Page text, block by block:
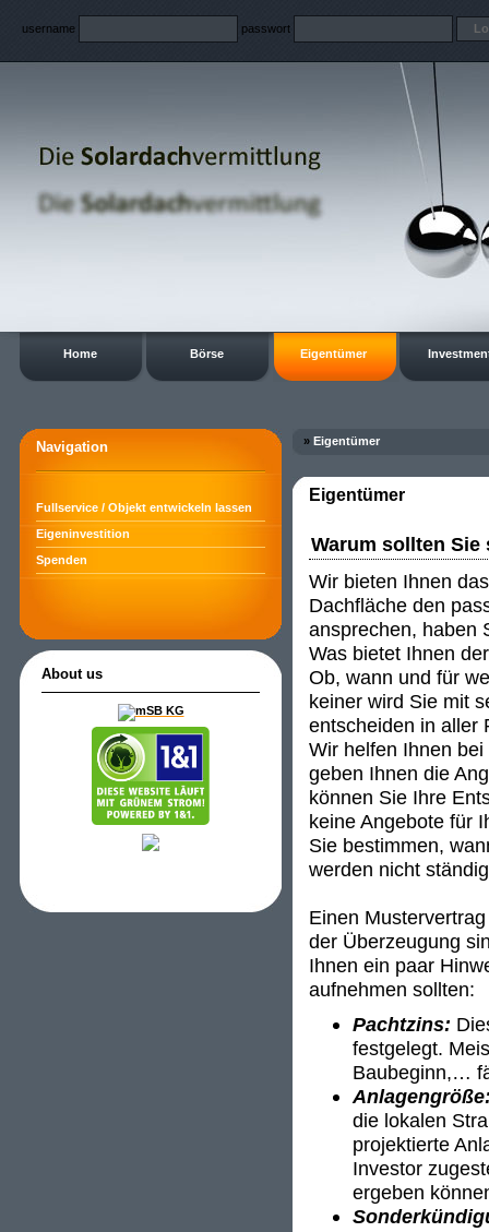
username passwort
Home Börse Eigentümer
Navigation
Fullservice / Objekt entwickeln lassen
Eigeninvestition
Spenden
About us
» Eigentümer
Eigentümer
Warum sollten
Wir bieten Ihnen
Dachfläche den
ansprechen, haben
Was bietet Ihnen
Ob, wann und für
keiner wird Sie mit
entscheiden in aller
Wir helfen Ihnen
geben Ihnen die
können Sie Ihre
keine Angebote für
Sie bestimmen,
werden nicht
Einen
der Überzeugung
Ihnen ein paar
aufnehmen sollten:
Pachtzins:
festgelegt.
Baubeginn,…
die lokalen
projektierte
Investor
ergeben